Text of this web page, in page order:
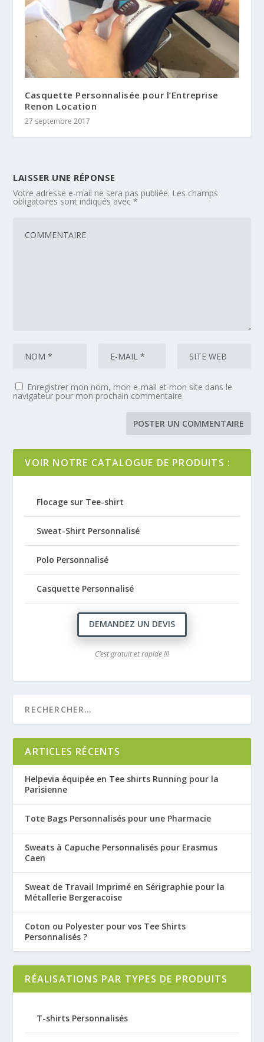
Casquette Personnalisée pour l’Entreprise
Renon Location
27 septembre 2017
LAISSER UNE RÉPONSE
Votre adresse e-mail ne sera pas publiée. Les champs
obligatoires sont indiqués avec*
Enregistrer mon nom, mon e-mail et mon site dans le
navigateur pour mon prochain commentaire.
VOIR NOTRE CATALOGUE DE PRODUITS :
Flocage sur Tee-shirt
Sweat-Shirt Personnalisé
Polo Personnalisé
Casquette Personnalisé
DEMANDEZ UN DEVIS
C’est gratuit et rapide !!!
ARTICLES RÉCENTS
Helpevia équipée en Tee shirts Running pour la
Parisienne
Tote Bags Personnalisés pour une Pharmacie
Sweats à Capuche Personnalisés pour Erasmus
Caen
Sweat de Travail Imprimé en Sérigraphie pour la
Métallerie Bergeracoise
Coton ou Polyester pour vos Tee Shirts
Personnalisés ?
RÉALISATIONS PAR TYPES DE PRODUITS
T-shirts Personnalisés